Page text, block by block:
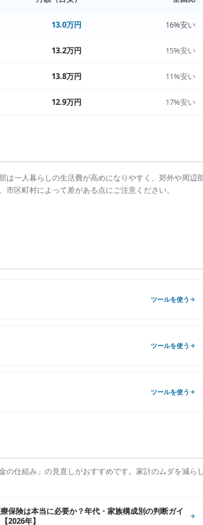
13.0万円 16%安い
13.2万円 15%安い
13.8万円 11%安い
12.9万円 17%安い
は一人暮らしの生活費が高めになりやすく、郊外や周辺
区町村によって差がある点にご注意ください。
ツールを使う
ツールを使う
ツールを使う
仕組み」の見直しがおすすめです。家計のムダを減ら
保険は本当に必要か？年代・家族構成別の判断ガイ
【2026年】